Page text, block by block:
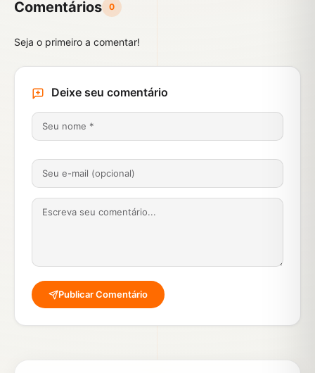
Comentários 0
Seja o primeiro a comentar!
Deixe seu comentário
Publicar Comentário